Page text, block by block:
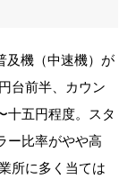
及機（中速機）が
台前半、カウン
十五円程度。スタ
ー比率がやや高
所に多く当ては